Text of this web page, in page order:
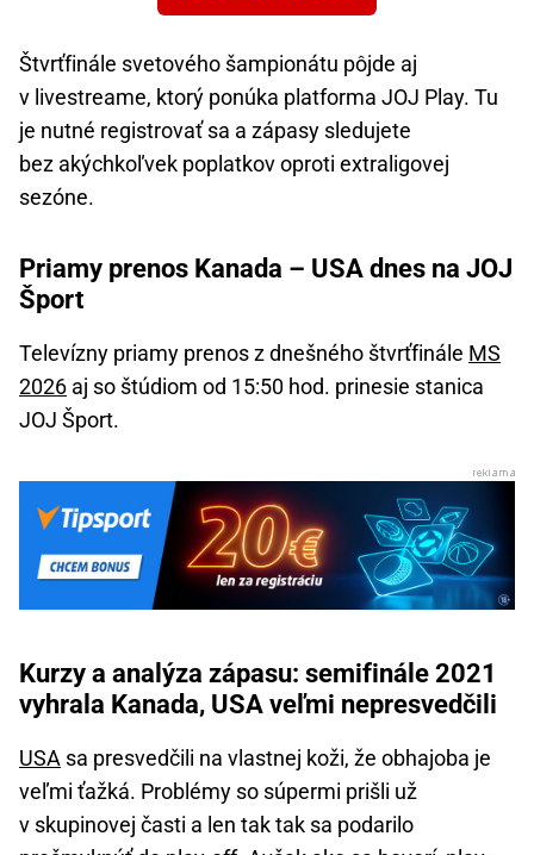
Štvrťfinále svetového šampionátu pôjde aj
v livestreame, ktorý ponúka platforma JOJ Play. Tu
je nutné registrovať sa a zápasy sledujete
bez akýchkoľvek poplatkov oproti extraligovej
sezóne.
Priamy prenos Kanada – USA dnes na JOJ
Šport
Televízny priamy prenos z dnešného štvrťfinále MS
2026 aj so štúdiom od 15:50 hod. prinesie stanica
JOJ Šport.
Kurzy a analýza zápasu: semifinále 2021
vyhrala Kanada, USA veľmi nepresvedčili
USA sa presvedčili na vlastnej koži, že obhajoba je
veľmi ťažká. Problémy so súpermi prišli už
v skupinovej časti a len tak tak sa podarilo